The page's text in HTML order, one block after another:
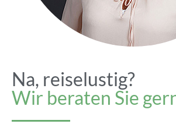
Na, reiselustig?
Wir beraten Sie